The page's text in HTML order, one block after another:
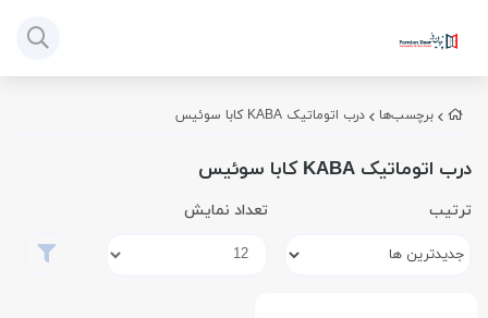
برچسب‌ها درب اتوماتیک KABA کابا سوئیس
درب اتوماتیک KABA کابا سوئیس
ترتیب تعداد نمایش